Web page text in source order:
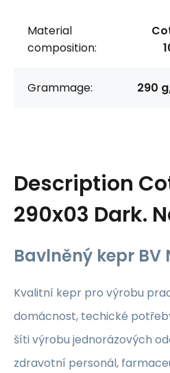
Material
composition:
Grammage: 290
Description
290x03 Dark.
Bavlněný kepr BV
Kvalitní kepr pro výrobu
domácnost, techické
šíti výrobu jednorázových
zdravotní personál,